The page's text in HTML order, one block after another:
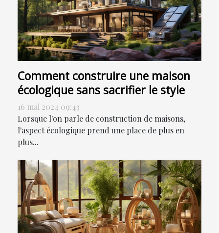
Comment construire une maison
écologique sans sacrifier le style
16 mai 2024 09:43
Lorsque l'on parle de construction de maisons,
l'aspect écologique prend une place de plus en
plus...